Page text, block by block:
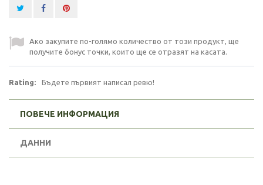
Ако закупите по-голямо количество от този продукт, ще
получите бонус точки, които ще се отразят на касата.
Rating: Бъдете първият написал ревю!
ПОВЕЧЕ ИНФОРМАЦИЯ
ДАННИ